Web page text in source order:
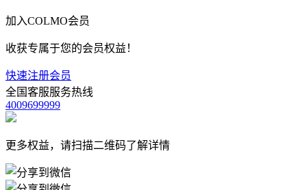
加入COLMO会员
收获专属于您的会员权益！
快速注册会员
全国客服服务热线
4009699999
更多权益，请扫描二维码了解详情